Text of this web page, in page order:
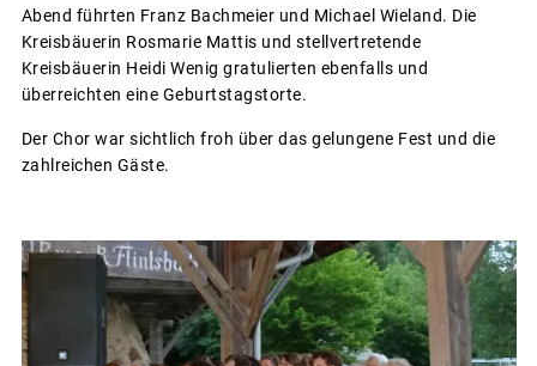
Abend führten Franz Bachmeier und Michael Wieland. Die
Kreisbäuerin Rosmarie Mattis und stellvertretende
Kreisbäuerin Heidi Wenig gratulierten ebenfalls und
überreichten eine Geburtstagstorte.
Der Chor war sichtlich froh über das gelungene Fest und die
zahlreichen Gäste.